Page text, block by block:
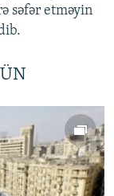
səfər etməyin